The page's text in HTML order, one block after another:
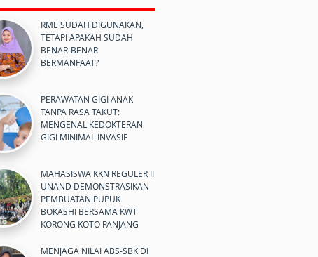
RME SUDAH DIGUNAKAN,
TETAPI APAKAH SUDAH
BENAR-BENAR
BERMANFAAT?
PERAWATAN GIGI ANAK
TANPA RASA TAKUT:
MENGENAL KEDOKTERAN
GIGI MINIMAL INVASIF
MAHASISWA KKN REGULER II
UNAND DEMONSTRASIKAN
PEMBUATAN PUPUK
BOKASHI BERSAMA KWT
KORONG KOTO PANJANG
MENJAGA NILAI ABS-SBK DI